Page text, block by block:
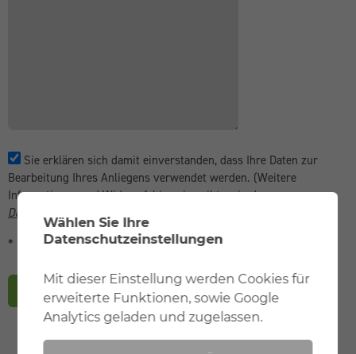
Sie erklären sich damit einverstanden, dass Ihre Daten zur
Bearbeitung Ihres Anliegens verwendet werden. (Weitere
Informationen und Widerrufshinweise gibt es in der
Datenschutzerklärung
* Pflichtfelder
absenden
Wählen Sie Ihre
Datenschutzeinstellungen
Notwendig Mit dieser Einstellung werden
erforderliche Cookies zur korrekten Darstellung der
Website geladen.
Mit dieser Einstellung werden Cookies für
erweiterte Funktionen, sowie Google
Analytics geladen und zugelassen.